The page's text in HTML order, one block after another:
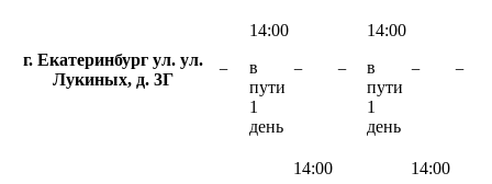
г. Екатеринбург ул. ул.
Лукиных, д. 3Г
−
14:00
в
пути
1
день
− −
14:00
в
пути
1
день
− −
14:00
14:00